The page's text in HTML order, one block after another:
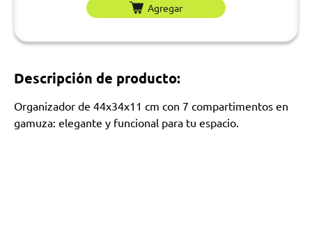
Agregar
Descripción de producto:
Organizador de 44x34x11 cm con 7 compartimentos en
gamuza: elegante y funcional para tu espacio.